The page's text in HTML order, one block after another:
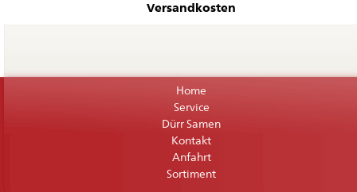
Versandkosten
Home
Service
Dürr Samen
Kontakt
Anfahrt
Sortiment